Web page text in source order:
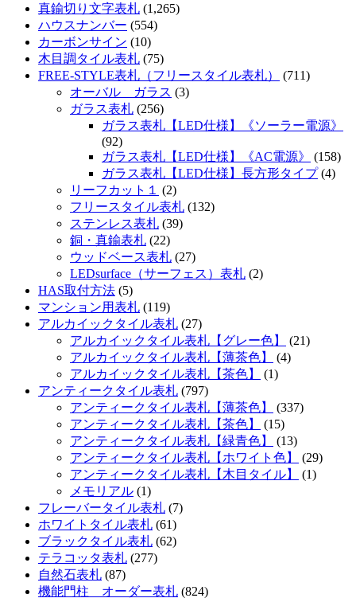
真鍮切り文字表札 (1,265)
ハウスナンバー (554)
カーボンサイン (10)
木目調タイル表札 (75)
FREE-STYLE表札（フリースタイル表札）
(711)
オーバル ガラス (3)
ガラス表札 (256)
ガラス表札【LED仕様】《ソーラー電源》
(92)
ガラス表札【LED仕様】《AC電源》
(158)
ガラス表札【LED仕様】長方形タイプ(4)
リーフカット１
(2)
フリースタイル表札 (132)
ステンレス表札 (39)
銅・真鍮表札 (22)
ウッドベース表札 (27)
LEDsurface（サーフェス）表札 (2)
HAS取付方法 (5)
マンション用表札 (119)
アルカイックタイル表札 (27)
アルカイックタイル表札【グレー色】
(21)
アルカイックタイル表札【薄茶色】
(4)
アルカイックタイル表札【茶色】
(1)
アンティークタイル表札 (797)
アンティークタイル表札【薄茶色】
(337)
アンティークタイル表札【茶色】
(15)
アンティークタイル表札【緑青色】
(13)
アンティークタイル表札【ホワイト色】
(29)
アンティークタイル表札【木目タイル】
(1)
メモリアル (1)
フレーバータイル表札 (7)
ホワイトタイル表札 (61)
ブラックタイル表札 (62)
テラコッタ表札 (277)
自然石表札 (87)
機能門柱 オーダー表札 (824)